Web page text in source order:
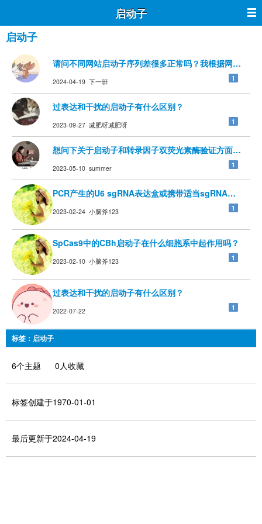
启动子
启动子
请问不同网站启动子序列差很多正常吗？我根据网上教
2024-04-19 下一班 1
过表达和干扰的启动子有什么区别？
2023-09-27 减肥呀减肥呀 1
想问下关于启动子和转录因子双荧光素酶验证方面的问题
2023-05-10 summer 1
PCR产生的U6 sgRNA表达盒或携带适当sgRNA的
2023-02-24 小脑斧123 1
SpCas9中的CBh启动子在什么细胞系中起作用吗？
2023-02-10 小脑斧123 1
过表达和干扰的启动子有什么区别？
2022-07-22 1
标签：启动子
6个主题 0人收藏
标签创建于1970-01-01
最后更新于2024-04-19